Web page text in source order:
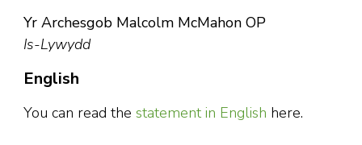
Yr Archesgob Malcolm McMahon OP
Is-Lywydd
English
You can read the statement in English here.